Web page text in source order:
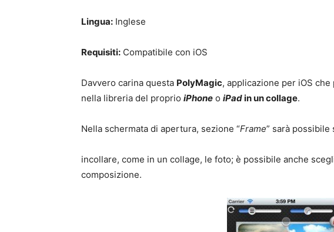
Lingua: Inglese
Requisiti: Compatibile con iOS
Davvero carina questa PolyMagic, applicazione per iOS
nella libreria del proprio iPhone o iPadin un collage.
Nella schermata di apertura, sezione “Frame” sarà
incollare, come in un collage, le foto; è possibile anche
composizione.